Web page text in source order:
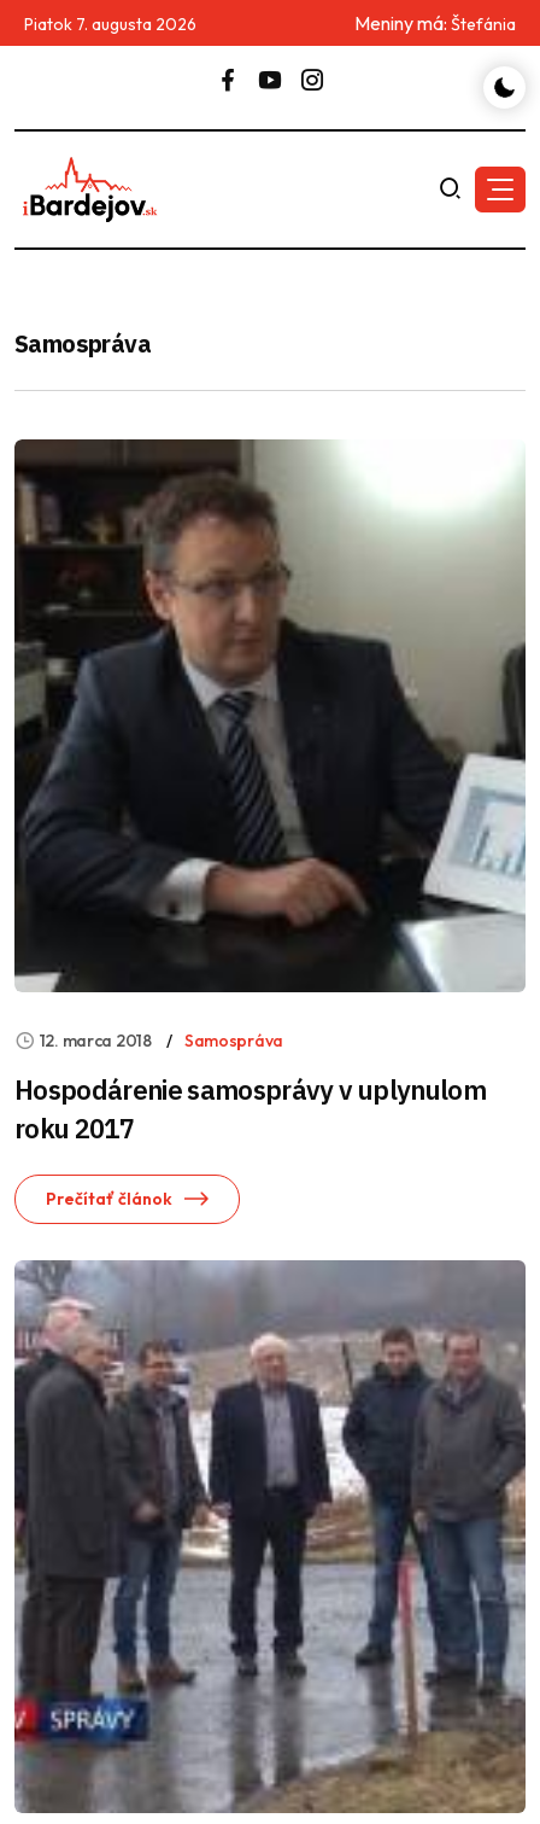
Piatok 7. augusta 2026 Meniny má: Štefánia
Samospráva
12. marca 2018 Samospráva
Hospodárenie samosprávy v uplynulom
roku 2017
Prečítať článok